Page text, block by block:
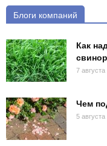
Блоги компаний
Как
7
Чем
5